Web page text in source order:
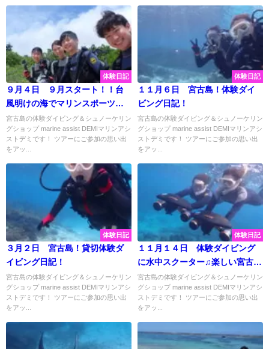
体験日記
９月４日 ９月スタート！！台
風明けの海でマリンスポーツ大
満喫☆彡
宮古島の体験ダイビング＆シュノーケリン
グショップ marine assist DEMIマリンアシ
ストデミです！ ツアーにご参加の思い出
をアッ...
体験日記
１１月６日 宮古島！体験ダイ
ビング日記！
宮古島の体験ダイビング＆シュノーケリン
グショップ marine assist DEMIマリンアシ
ストデミです！ ツアーにご参加の思い出
をアッ...
体験日記
３月２日 宮古島！貸切体験ダ
イビング日記！
宮古島の体験ダイビング＆シュノーケリン
グショップ marine assist DEMIマリンアシ
ストデミです！ ツアーにご参加の思い出
をアッ...
体験日記
１１月１４日 体験ダイビング
に水中スクーター♫楽しい宮古島
旅行の思い出に♡
宮古島の体験ダイビング＆シュノーケリン
グショップ marine assist DEMIマリンアシ
ストデミです！ ツアーにご参加の思い出
をアッ...